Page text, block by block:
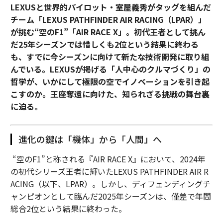
LEXUSと世界的パイロット・室屋義秀がタッグを組んだ
チーム「LEXUS PATHFINDER AIR RACING（LPAR）」
が挑む“空のF1”「AIR RACE X」。初代王者として挑ん
だ25年シーズンでは惜しくも2位という結果に終わる
も、すでに今シーズンに向けて新たな技術開発に取り組
んでいる。LEXUSが掲げる「人中心のクルマづくり」の
哲学が、いかにして極限の空でイノベーションを引き起
こすのか。王座奪還に向けた、知られざる挑戦の舞台裏
に迫る。
進化の鍵は「機体」から「人間」へ
“空のF1”と称される『AIR RACE X』において、2024年
の初代シリーズ王者に輝いたLEXUS PATHFINDER AIR R
ACING（以下、LPAR）。しかし、ディフェンディングチ
ャンピオンとして臨んだ2025年シーズンは、僅差で年間
総合2位という結果に終わった。